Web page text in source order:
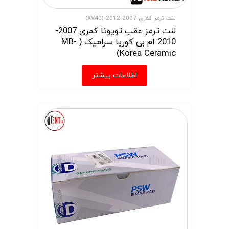
لنت ترمز کمری 2007-2012 (XV40)
لنت ترمز عقب تویوتا کمری 2007-
2010 ام بی کوریا سرامیک ( MB-
Korea Ceramic)
اطلاعات بیشتر